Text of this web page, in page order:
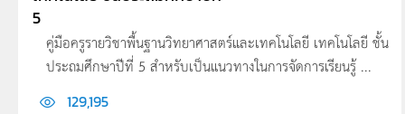
5
คู่มือครูรายวิชาพื้นฐานวิทยาศาสตร์และเทคโนโลยี เทคโนโลยี ชั้น
ประถมศึกษาปีที่ 5 สำหรับเป็นแนวทางในการจัดการเรียนรู้ ...
129,195